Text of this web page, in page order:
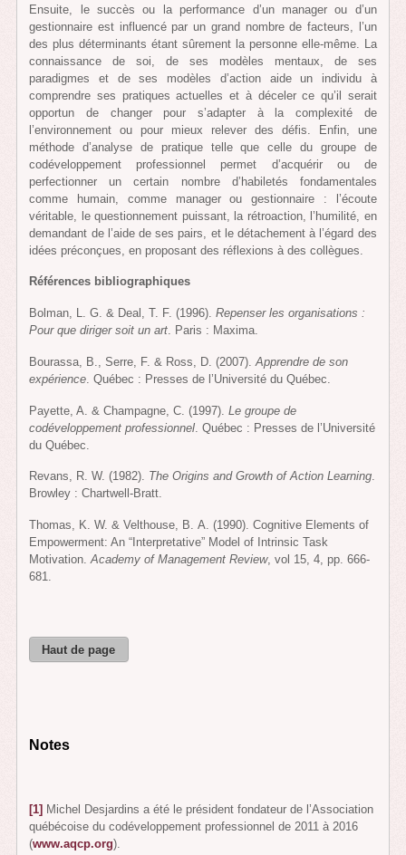
Ensuite, le succès ou la performance d’un manager ou d’un
gestionnaire est influencé par un grand nombre de facteurs, l’un
des plus déterminants étant sûrement la personne elle-même. La
connaissance de soi, de ses modèles mentaux, de ses
paradigmes et de ses modèles d’action aide un individu à
comprendre ses pratiques actuelles et à déceler ce qu’il serait
opportun de changer pour s’adapter à la complexité de
l’environnement ou pour mieux relever des défis. Enfin, une
méthode d’analyse de pratique telle que celle du groupe de
codéveloppement professionnel permet d’acquérir ou de
perfectionner un certain nombre d’habiletés fondamentales
comme humain, comme manager ou gestionnaire : l’écoute
véritable, le questionnement puissant, la rétroaction, l’humilité, en
demandant de l’aide de ses pairs, et le détachement à l’égard des
idées préconçues, en proposant des réflexions à des collègues.
Références bibliographiques
Bolman, L. G. & Deal, T. F. (1996).Repenser les organisations :
Pour que diriger soit un art. Paris : Maxima.
Bourassa, B., Serre, F. & Ross, D. (2007).Apprendre de son
expérience . Québec : Presses de l’Université du Québec.
Payette, A. & Champagne, C. (1997).Le groupe de
codéveloppement professionnel . Québec : Presses de l’Université
du Québec.
Revans, R. W. (1982). The Origins and Growth of Action Learning.
Browley : Chartwell-Bratt.
Thomas, K. W. & Velthouse, B. A. (1990). Cognitive Elements of
Empowerment: An “Interpretative” Model of Intrinsic Task
Motivation.Academy of Management Review, vol 15, 4, pp. 666-
681.
Haut de page
Notes
[1] Michel Desjardins a été le président fondateur de l’Association
québécoise du codéveloppement professionnel de 2011 à 2016
(www.aqcp.org).